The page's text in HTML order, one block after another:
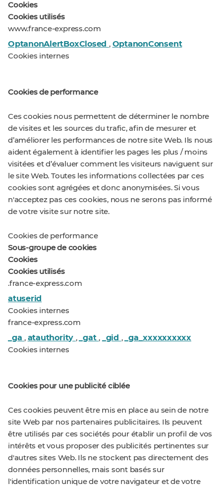
Cookies
Cookies utilisés
www.france-express.com
OptanonAlertBoxClosed , OptanonConsent
Cookies internes
Cookies de performance
Ces cookies nous permettent de déterminer le nombre
de visites et les sources du trafic, afin de mesurer et
d’améliorer les performances de notre site Web. Ils nous
aident également à identifier les pages les plus / moins
visitées et d’évaluer comment les visiteurs naviguent sur
le site Web. Toutes les informations collectées par ces
cookies sont agrégées et donc anonymisées. Si vous
n'acceptez pas ces cookies, nous ne serons pas informé
de votre visite sur notre site.
Cookies de performance
Sous-groupe de cookies
Cookies
Cookies utilisés
.france-express.com
atuserid
Cookies internes
france-express.com
_ga, atauthority , _gat, _gid , _ga_xxxxxxxxxx
Cookies internes
Cookies pour une publicité ciblée
Ces cookies peuvent être mis en place au sein de notre
site Web par nos partenaires publicitaires. Ils peuvent
être utilisés par ces sociétés pour établir un profil de vos
intérêts et vous proposer des publicités pertinentes sur
d'autres sites Web. Ils ne stockent pas directement des
données personnelles, mais sont basés sur
l'identification unique de votre navigateur et de votre